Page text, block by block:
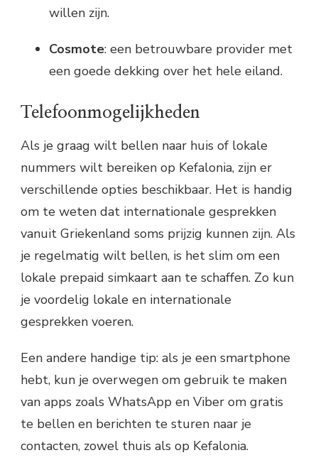
willen zijn.
Cosmote: een betrouwbare provider met
een goede dekking over het hele eiland.
Telefoonmogelijkheden
Als je graag wilt bellen naar huis of lokale
nummers wilt bereiken op Kefalonia, zijn er
verschillende opties beschikbaar. Het is handig
om te weten dat internationale gesprekken
vanuit Griekenland soms prijzig kunnen zijn. Als
je regelmatig wilt bellen, is het slim om een
lokale prepaid simkaart aan te schaffen. Zo kun
je voordelig lokale en internationale
gesprekken voeren.
Een andere handige tip: als je een smartphone
hebt, kun je overwegen om gebruik te maken
van apps zoals WhatsApp en Viber om gratis
te bellen en berichten te sturen naar je
contacten, zowel thuis als op Kefalonia.